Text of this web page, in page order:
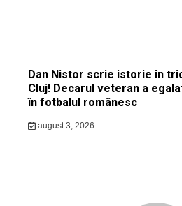
Dan Nistor scrie istorie în
Cluj! Decarul veteran a
în fotbalul românesc
august 3, 2026